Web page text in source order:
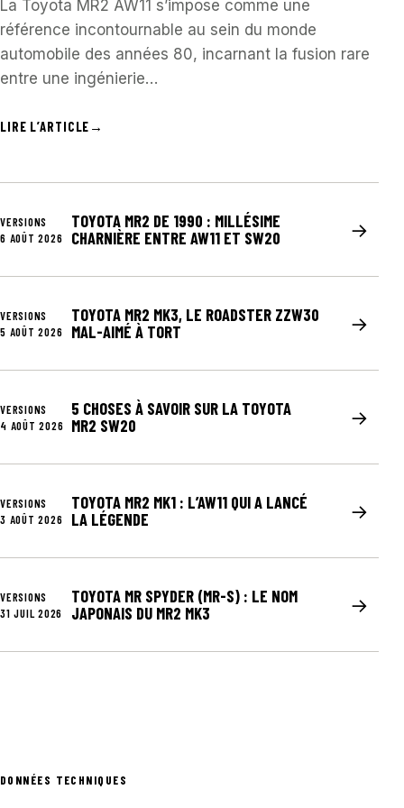
La Toyota MR2 AW11 s’impose comme une
référence incontournable au sein du monde
automobile des années 80, incarnant la fusion rare
entre une ingénierie…
LIRE L’ARTICLE →
VERSIONS
6 AOÛT 2026
TOYOTA MR2 DE 1990 : MILLÉSIME
CHARNIÈRE ENTRE AW11 ET SW20
→
VERSIONS
5 AOÛT 2026
TOYOTA MR2 MK3, LE ROADSTER ZZW30
MAL-AIMÉ À TORT
→
VERSIONS
4 AOÛT 2026
5 CHOSES À SAVOIR SUR LA TOYOTA
MR2 SW20
→
VERSIONS
3 AOÛT 2026
TOYOTA MR2 MK1 : L’AW11 QUI A LANCÉ
LA LÉGENDE
→
VERSIONS
31 JUIL 2026
TOYOTA MR SPYDER (MR-S) : LE NOM
JAPONAIS DU MR2 MK3
→
DONNÉES TECHNIQUES